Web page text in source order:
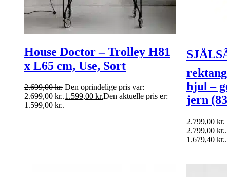
House Doctor – Trolley H81
x L65 cm, Use, Sort
2.699,00kr. Den oprindelige pris var:
2.699,00 kr..1.599,00 kr.Den aktuelle pris er:
1.599,00 kr..
hjul –
jern
2.799,00kr.
2.799,00 kr..
1.679,40 kr..